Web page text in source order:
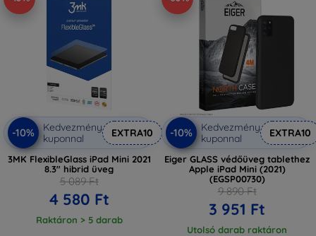
-10%
Kedvezmény
kuponnal
EXTRA10
3MK FlexibleGlass iPad Mini 2021
8.3" hibrid üveg
5 089 Ft
4 580 Ft
Raktáron > 5 darab
-10%
Kedvezmény
kuponnal
EXTRA10
Eiger GLASS védőüveg tablethez
Apple iPad Mini (2021)
(EGSP00730)
9 890 Ft
3 951 Ft
Utolsó darab raktáron